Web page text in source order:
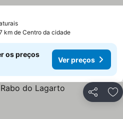
km de Centro da cidade
os preços
Ver preços
Partilhar